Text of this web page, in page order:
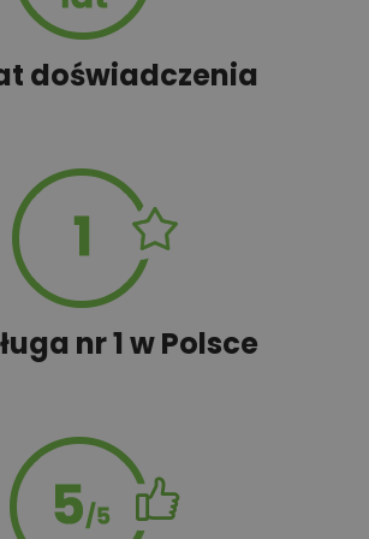
1 000,00 zł
więźby
oczyszczalnia
zakupy w
doświadczenia
nr 1 w Polsce